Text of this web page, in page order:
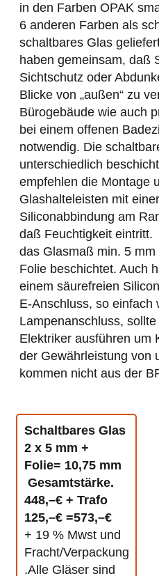
in den Farben OPAK
6 anderen Farben als
schaltbares Glas
haben gemeinsam, daß
Sichtschutz oder
Blicke von „außen“ zu
Bürogebäude wie auch
bei einem offenen
notwendig. Die
unterschiedlich
empfehlen die Montage
Glashalteleisten mit
Siliconabbindung am
daß Feuchtigkeit
das Glasmaß min. 5
Folie beschichtet. Auch
einem säurefreien
E-Anschluss, so einfach
Lampenanschluss,
Elektriker ausführen um
der Gewährleistung von
kommen nicht aus
Schaltbares Glas
2 x 5 mm +
Folie= 10,75 mm
Gesamtstärke.
448,–€ + Trafo
125,–€ =573,–€
+ 19 % Mwst und
Fracht/Verpackung
.Alle Gläser sind